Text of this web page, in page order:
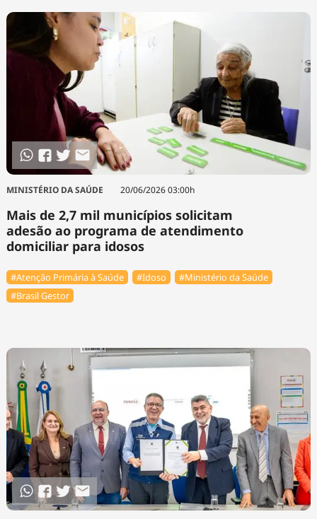
MINISTÉRIO DA SAÚDE 20/06/2026 03:00h
Mais de 2,7 mil municípios solicitam
adesão ao programa de atendimento
domiciliar para idosos
#Atenção Primária à Saúde #Idoso
#Ministério da Saúde
#Brasil Gestor